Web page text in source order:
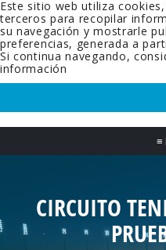
Este sitio web utiliza
terceros para recopilar
su navegación y mostrarle
preferencias, generada a
Si continua navegando,
información
≡
CIRCUITO